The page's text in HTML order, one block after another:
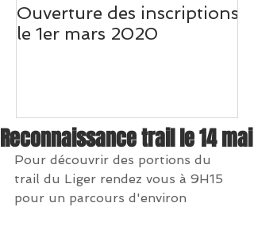
Ouverture des inscriptions
le 1er mars 2020
Reconnaissance trail le 14 mai
Pour découvrir des portions du
trail du Liger rendez vous à 9H15
pour un parcours d'environ